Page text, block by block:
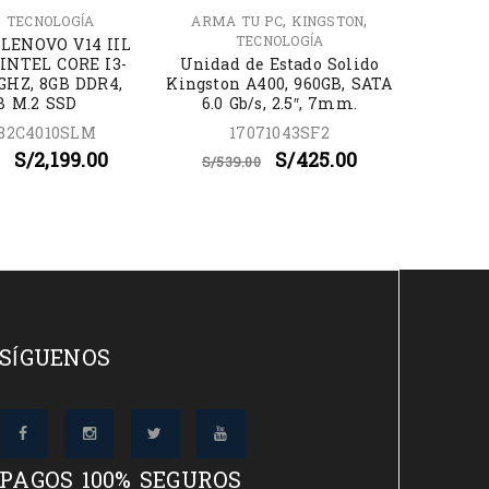
TECNOLOGÍA
V14 IIL
CORE I3-
8GB DDR4,
M.2 SSD
S/2,199.00
ARMA TU PC, KINGSTON,
TECNOLOGÍA
Unidad de Estado Solido
Kingston A400, 960GB, SATA
6.0 Gb/s, 2.5″, 7mm.
17071043SF2
S/539.00 S/425.00
SÍGUENOS